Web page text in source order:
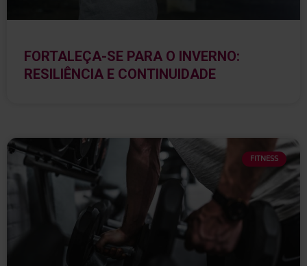
FORTALEÇA-SE PARA O INVERNO:
RESILIÊNCIA E CONTINUIDADE
FITNESS